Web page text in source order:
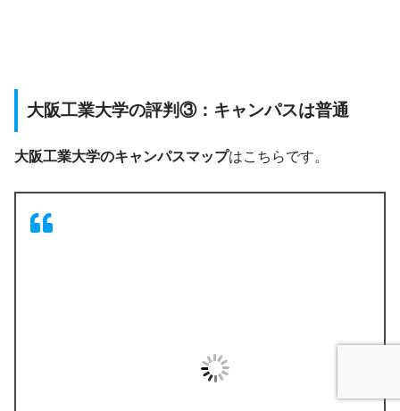
大阪工業大学の評判③：キャンパスは普通
大阪工業大学のキャンパスマップはこちらです。